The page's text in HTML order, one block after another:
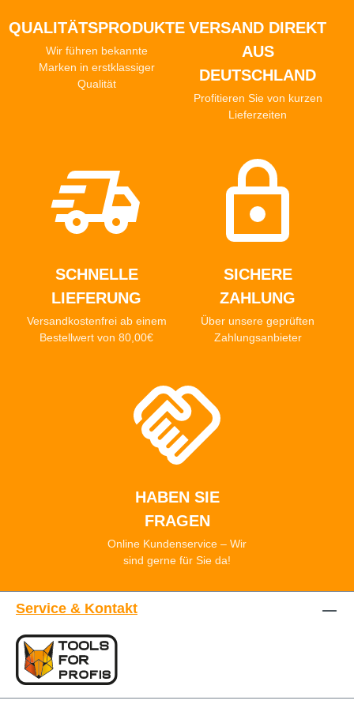
QUALITÄTSPRODUKTE
Wir führen bekannte
Marken in erstklassiger
Qualität
VERSAND DIREKT
AUS
DEUTSCHLAND
Profitieren Sie von kurzen
Lieferzeiten
SCHNELLE
LIEFERUNG
Versandkostenfrei ab einem
Bestellwert von 80,00€
SICHERE
ZAHLUNG
Über unsere geprüften
Zahlungsanbieter
HABEN SIE
FRAGEN
Online Kundenservice – Wir
sind gerne für Sie da!
Service & Kontakt